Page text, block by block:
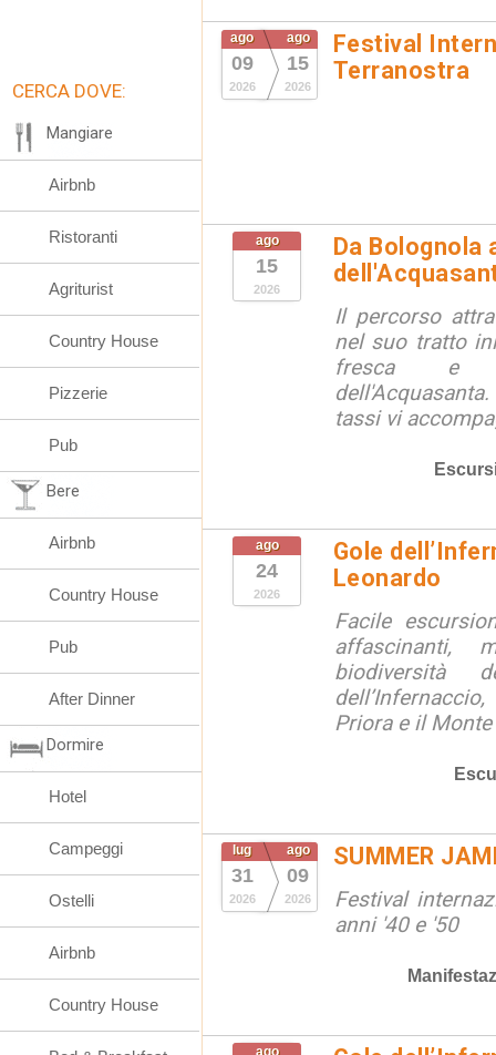
ago
09
2026
ago
15
2026
Festival
Terranostra
ago
15
2026
Da Bolognola
Il percorso
nel suo tratto
fresca e
tassi vi
ago
24
2026
Gole
Leonardo
Facile
affascinanti,
biodiversità
Priora e il
lug
31
2026
ago
09
2026
SUMMER
Festival
anni '40 e '50
ago
CERCA DOVE:
Mangiare
Airbnb
Ristoranti
Agriturist
Country House
Pizzerie
Pub
Bere
Airbnb
Country House
Pub
After Dinner
Dormire
Hotel
Campeggi
Ostelli
Airbnb
Country House